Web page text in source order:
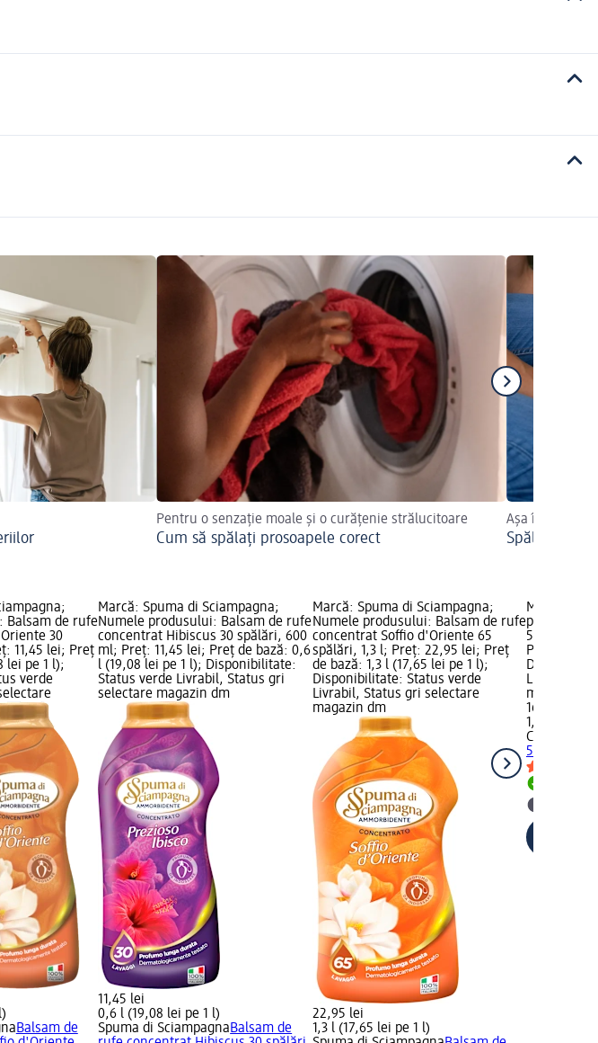
Pentru o senzație moale și o curățenie strălucitoare
Cum să spălați prosoapele corect
Așa își mențin
Spălarea
Balsam de rufe
30
11,45 lei; Preț
lei pe 1 l);
verde
Balsam de
Marcă: Spuma di Sciampagna;
Numele produsului: Balsam de rufe
concentrat Hibiscus 30 spălări, 600
ml; Preț: 11,45 lei; Preț de bază: 0,6
l (19,08 lei pe 1 l); Disponibilitate:
Status verde Livrabil, Status gri
selectare magazin dm
11,45 lei
0,6 l (19,08 lei pe 1 l)
Spuma di SciampagnaBalsam de
Marcă: Spuma di Sciampagna;
Numele produsului: Balsam de rufe
concentrat Soffio d'Oriente 65
spălări, 1,3 l; Preț: 22,95 lei; Preț
de bază: 1,3 l (17,65 lei pe 1 l);
Disponibilitate: Status verde
Livrabil, Status gri selectare
magazin dm
22,95 lei
1,3 l (17,65 lei pe 1 l)
Marcă:
produsului:
57 spălări,
Preț de
Livrabil,
magazin
16,95 lei
1,14 l
57 spălări,